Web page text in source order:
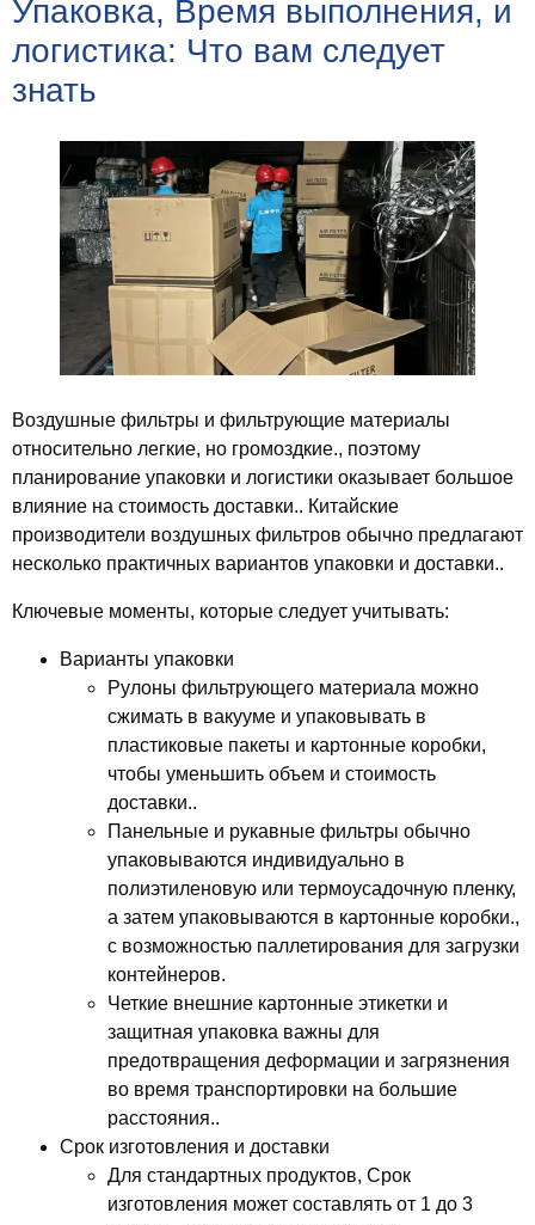
Упаковка, Время выполнения, и
логистика: Что вам следует
знать
Воздушные фильтры и фильтрующие материалы
относительно легкие, но громоздкие., поэтому
планирование упаковки и логистики оказывает большое
влияние на стоимость доставки.. Китайские
производители воздушных фильтров обычно предлагают
несколько практичных вариантов упаковки и доставки..
Ключевые моменты, которые следует учитывать:
Варианты упаковки
Рулоны фильтрующего материала можно
сжимать в вакууме и упаковывать в
пластиковые пакеты и картонные коробки,
чтобы уменьшить объем и стоимость
доставки..
Панельные и рукавные фильтры обычно
упаковываются индивидуально в
полиэтиленовую или термоусадочную пленку,
а затем упаковываются в картонные коробки.,
с возможностью паллетирования для загрузки
контейнеров.
Четкие внешние картонные этикетки и
защитная упаковка важны для
предотвращения деформации и загрязнения
во время транспортировки на большие
расстояния..
Срок изготовления и доставки
Для стандартных продуктов, Срок
изготовления может составлять от 1 до 3